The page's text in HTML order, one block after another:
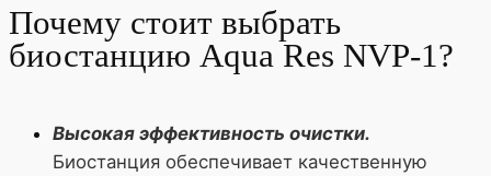
Почему стоит выбрать
биостанцию Aqua Res NVP-1?
Высокая эффективность очистки.
Биостанция обеспечивает качественную